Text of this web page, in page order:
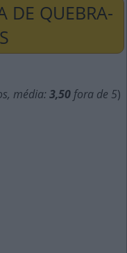
DE QUEBRA-
média: 3,50 fora de 5)